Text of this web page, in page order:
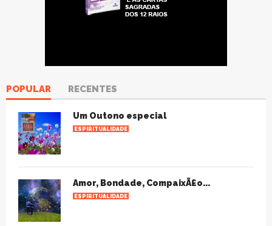
POPULAR RECENTES
Um Outono especial
ESPIRITUALIDADE
Amor, Bondade, CompaixÃ£o...
ESPIRITUALIDADE